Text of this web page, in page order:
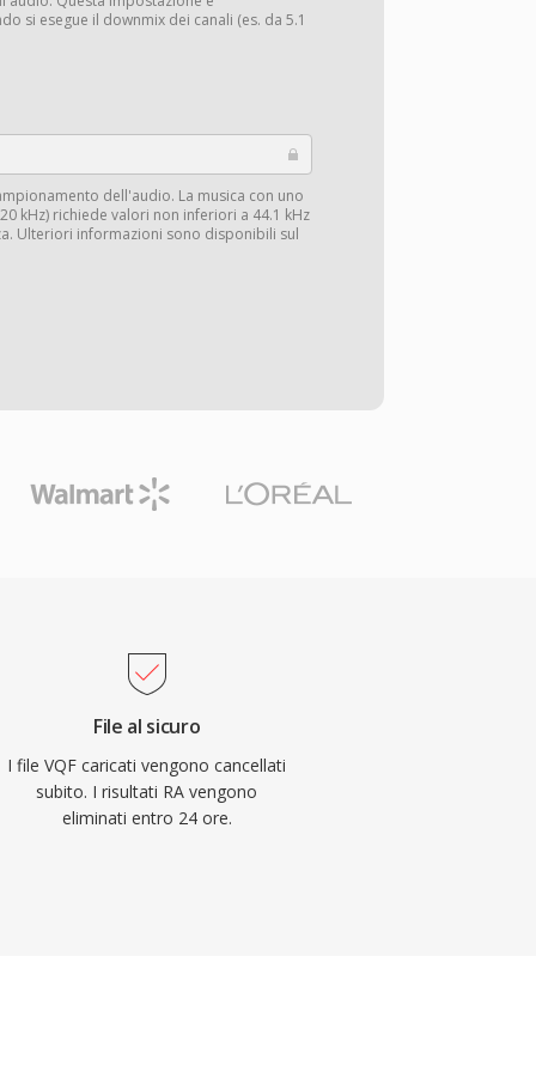
si esegue il downmix dei canali (es. da 5.1
dell'audio. La musica con uno
kHz) richiede valori non inferiori a 44.1 kHz
Ulteriori informazioni sono disponibili sul
File al sicuro
I file VQF caricati vengono cancellati
subito. I risultati RA vengono
eliminati entro 24 ore.